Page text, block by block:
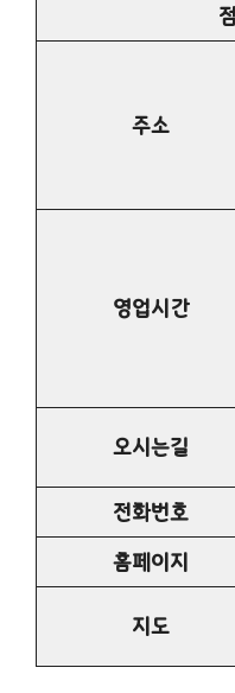
주소
영업시간
오시는길
전화번호
홈페이지
지도